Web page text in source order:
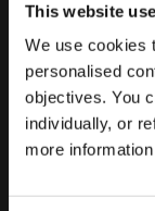
This website
We use cookies
personalised
objectives. You
individually, or
more